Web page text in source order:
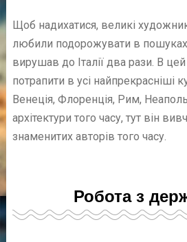
Щоб надихатися, великі
любили подорожувати в
вирушав до Італії два рази. В цей
потрапити в усі найпрекрасніші
Венеція, Флоренція, Рим,
архітектури того часу, тут він
знаменитих авторів того часу.
Робота з